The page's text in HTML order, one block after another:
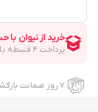
۷ روز ضمانت بازگشت کالا